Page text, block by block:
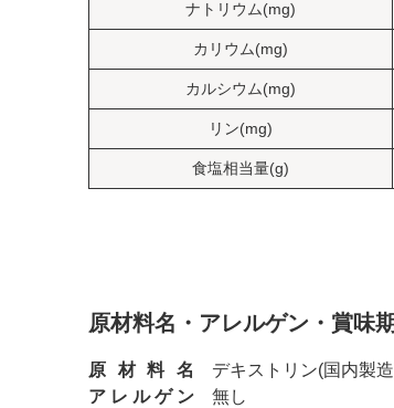
ナトリウム(mg)
カリウム(mg)
カルシウム(mg)
リン(mg)
食塩相当量(g)
原材料名・アレルゲン・賞味
原材料名
デキストリン(国内製
アレルゲン
無し